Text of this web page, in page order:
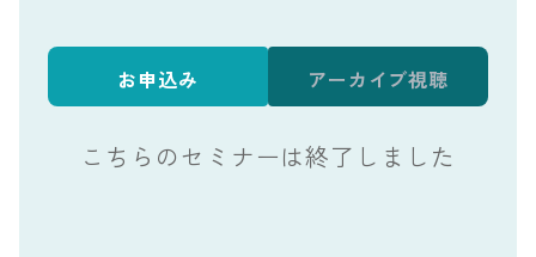
お申込み アーカイブ視聴
こちらのセミナーは終了しました